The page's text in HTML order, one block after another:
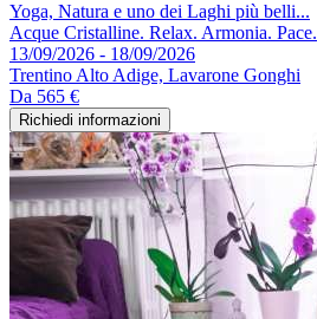
Yoga, Natura e uno dei Laghi più belli...
Acque Cristalline. Relax. Armonia. Pace.
13/09/2026 - 18/09/2026
Trentino Alto Adige, Lavarone Gonghi
Da 565 €
Richiedi informazioni